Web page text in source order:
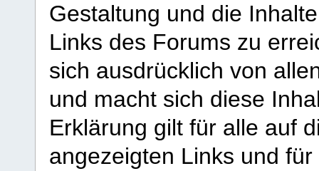
Gestaltung und die
Links des Forums zu
sich ausdrücklich von
und macht sich diese
Erklärung gilt für alle auf
angezeigten Links und